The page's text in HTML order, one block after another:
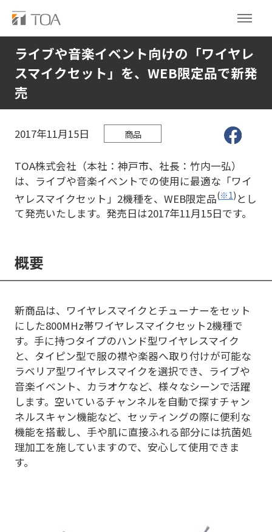
ライブや音楽イベント向けの「ワイヤレ
スマイクセット」を、WEB限定品で新発
売
2017年11月15日 商品
TOA株式会社（本社：神戸市、社長：竹内一弘）
は、ライブや音楽イベントでの使用に最適な「ワイ
ヤレスマイクセット」2機種を、WEB限定品(※1) とし
て発売いたします。発売日は2017年11月15日です。
概要
新商品は、ワイヤレスマイクとチューナーをセット
にした800MHz帯ワイヤレスマイクセット2機種で
す。手に持つタイプのハンド型ワイヤレスマイク
と、タイピン型で服の襟や楽器へ取り付けが可能な
ラベリア型ワイヤレスマイクを選択でき、ライブや
音楽イベント、カラオケなど、様々なシーンで活躍
します。空いているチャンネルを自動で探すチャン
ネルスキャン機能など、セッティングの際に便利な
機能を搭載し、手や肌に直接ふれる部分には抗菌処
理加工を施していますので、安心して使用できま
す。